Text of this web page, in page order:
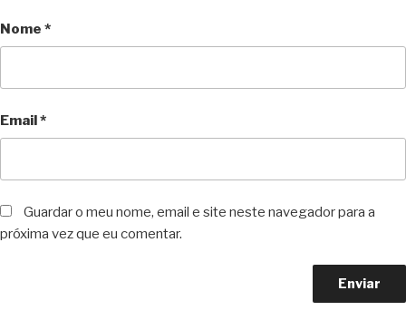
Nome *
Email*
Guardar o meu nome, email e site neste navegador para a
próxima vez que eu comentar.